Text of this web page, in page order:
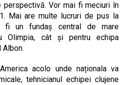
perspectivă. Vor mai fi meciuri în
Mai are multe lucruri de pus la
un fundaș central de mare
Olimpia, cât și pentru echipa
Albon.
acolo unde naționala va
tehnicianul echipei clujene